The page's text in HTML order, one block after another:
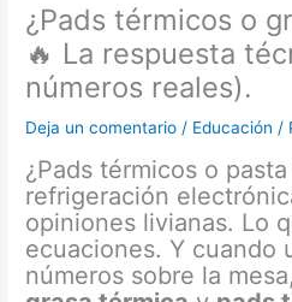
¿Pads térmicos o
🔥 La respuesta
números reales).
Deja un comentario / Educación /
¿Pads térmicos o
refrigeración
opiniones livianas. Lo
ecuaciones. Y cuando
números sobre la